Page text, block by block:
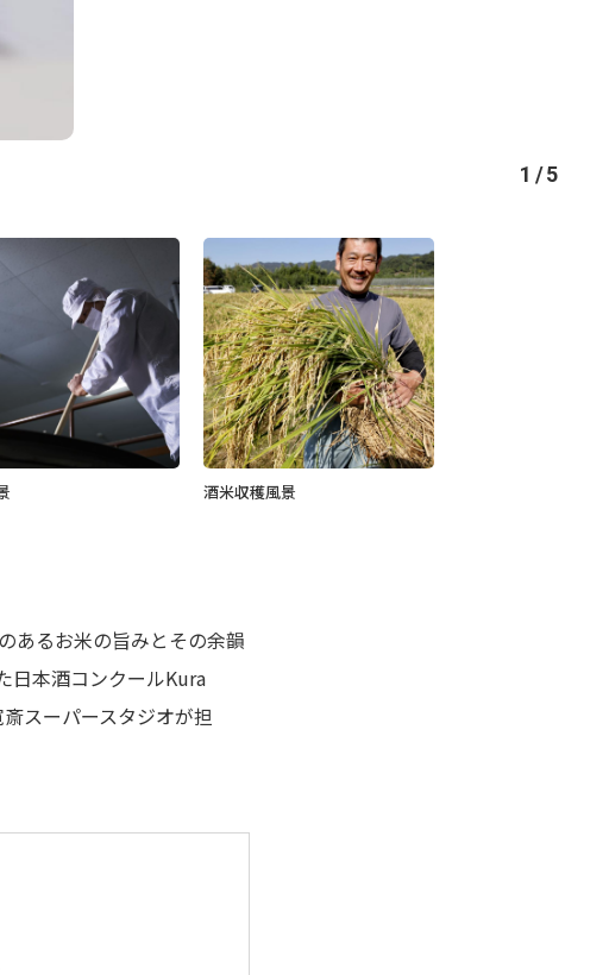
1 /5
酒米収穫風景
あるお米の旨みとその余韻
日本酒コンクールKura
スーパースタジオが担